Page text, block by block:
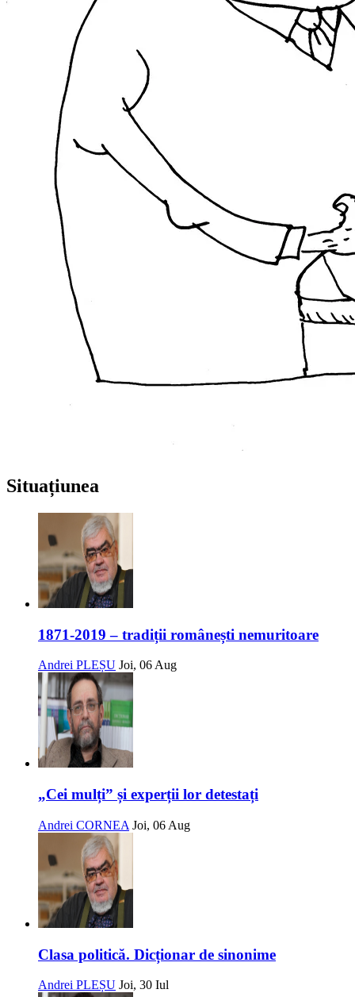
Situațiunea
1871-2019 – tradiții românești nemuritoare
Andrei PLEȘU Joi, 06 Aug
„Cei mulți” și experții lor detestați
Andrei CORNEA Joi, 06 Aug
Clasa politică. Dicționar de sinonime
Andrei PLEȘU Joi, 30 Iul